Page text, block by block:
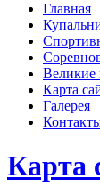
Главная
Великие
Карта
Галерея
Карта